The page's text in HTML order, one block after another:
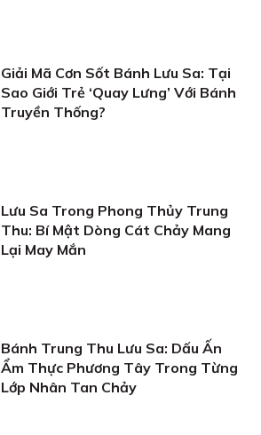
Giải Mã Cơn Sốt Bánh Lưu Sa: Tại
Sao Giới Trẻ ‘Quay Lưng’ Với Bánh
Truyền Thống?
Lưu Sa Trong Phong Thủy Trung
Thu: Bí Mật Dòng Cát Chảy Mang
Lại May Mắn
Bánh Trung Thu Lưu Sa: Dấu Ấn
Ẩm Thực Phương Tây Trong Từng
Lớp Nhân Tan Chảy